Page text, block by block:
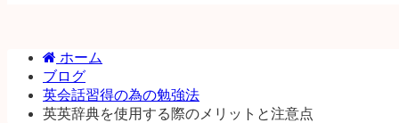
ホーム
ブログ
英会話習得の為の勉強法
英英辞典を使用する際のメリットと注意点